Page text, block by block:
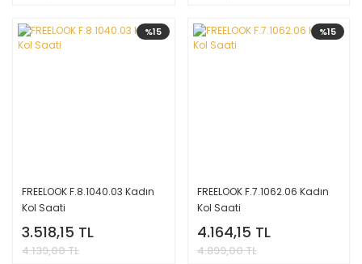
%15
FREELOOK F.8.1040.03 Kadın
Kol Saati
3.518,15 TL
4.139,00 TL
%15
FREELOOK F.7.1062.06 Kadın
Kol Saati
4.164,15 TL
4.899,00 TL